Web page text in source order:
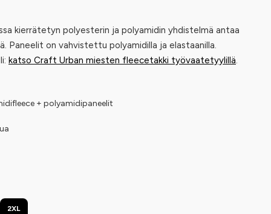
kierrätetyn polyesterin ja polyamidin yhdistelmä antaa
Paneelit on vahvistettu polyamidilla ja elastaanilla.
katso Craft Urban miesten fleecetakki työvaatetyylillä
+ polyamidipaneelit
2XL